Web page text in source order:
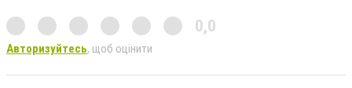
0,0
Авторизуйтесь, щоб оцінити